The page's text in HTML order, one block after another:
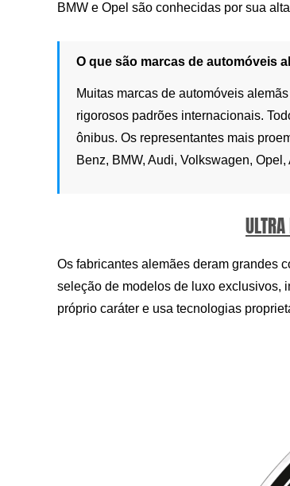
BMW e Opel são conhecidas por sua
O que são marcas de automóveis
Muitas marcas de automóveis
rigorosos padrões internacionais.
ônibus. Os representantes mais
Benz, BMW, Audi, Volkswagen,
Os fabricantes alemães deram grandes
seleção de modelos de luxo exclusivos,
próprio caráter e usa tecnologias